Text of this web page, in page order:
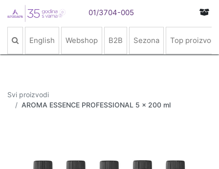
01/3704-005
English Webshop B2B Sezona Top proizvodi
Svi proizvodi
AROMA ESSENCE PROFESSIONAL 5 x 200 ml